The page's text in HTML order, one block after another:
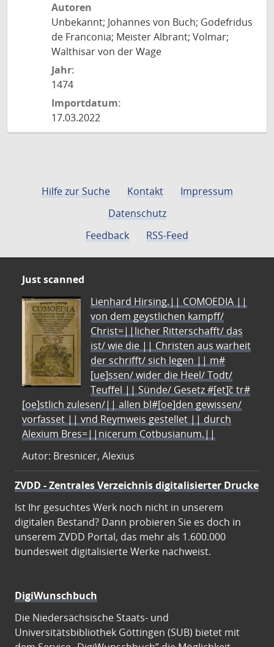
Autoren
Unbekannt; Johannes von Buch; Godefridus
de Franconia; Meister Albrant; Volmar;
Walthisar von der Wage
Jahr:
1474
Importdatum:
17.03.2022
Hilfe zur Suche Kontakt
Impressum
Datenschutz
Feedback
RSS-Feed
Just scanned
Lienhard Hirsing.|| COMOEDIA ||
von dem geystlichen kampff/
Christ=||licher Ritterschafft/ das
ist/ wie die || Christen aus warheit
der schrifft/ sich legen || m#
[ue]ssen/ wider die Heel/ Todt/
Teuffel || Sünde/ Gesetz #[et]c̃ tr#
[oe]stlich zulesen/|| allen bl#[oe]den gewissen/
vorfasset || vnd Reymweis gestellet || durch
Alexium Bres=||nicerum Cotbusianum.||
Autor: Bresnicer, Alexius
ZVDD - Zentrales Verzeichnis digitalisierter Drucke
Ist Ihr gesuchtes Werk noch nicht in unserem
digitalen Bestand? Dann probieren Sie es doch in
unserem ZVDD Portal, das mehr als 1.600.000
bundesweit digitalisierte Werke nachweist.
DigiWunschbuch
Die Niedersächsische Staats- und
Universitätsbibliothek Göttingen (SUB) bietet mit